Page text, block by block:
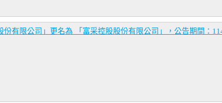
有限公司」更名為 「富采控股股份有限公司」，公告期間：